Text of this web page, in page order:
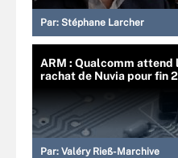
Par: Stéphane Larcher
ARM : Qualcomm
rachat de Nuvia pour fin
Par: Valéry Rieß-Marchive